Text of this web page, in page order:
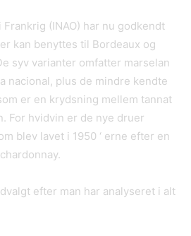
(INAO) har nu godkendt
kan benyttes til Bordeaux og
syv varianter omfatter marselan
nacional, plus de mindre kendte
er en krydsning mellem tannat
For hvidvin er de nye druer
blev lavet i 1950 ‘ erne efter en
efter man har analyseret i alt